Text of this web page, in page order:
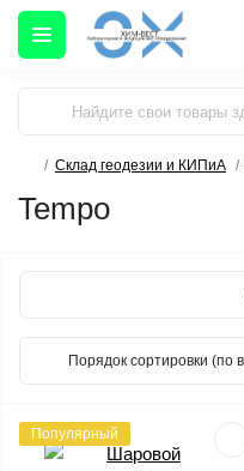
Склад геодезии и КИПиА
Tempo
Популярный